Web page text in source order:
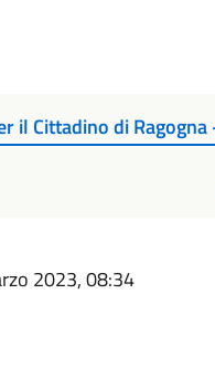
il Cittadino di Ragogna
2023, 08:34